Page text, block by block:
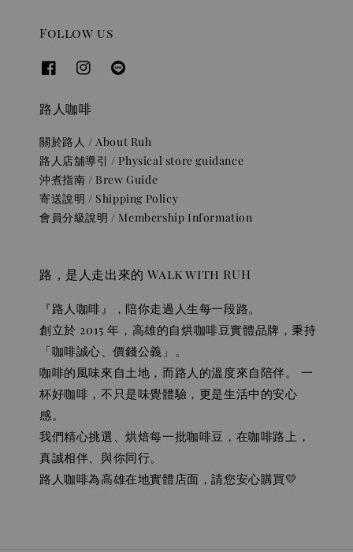
Follow us
路人咖啡
關於路人 / About Ruh
路人店舖導引 / Physical store guidance
沖煮指南 / Brew Guide
寄送說明 / Shipping Policy
會員分級說明 / Membership Information
路，是人走出來的 Walk with RUH
『路人咖啡』，陪你走過人生每一段路。
創立於 2015 年，高雄的自烘咖啡豆實體品牌，秉持
「咖啡誠心、價錢公義」。
咖啡的風味來自土地，而路人的溫度來自陪伴。 一
杯好咖啡，不只是味覺體驗，更是生活中的安心
感。
我們精心挑選、烘焙每一批咖啡豆，在咖啡路上，
真誠相伴、與你同行。
路人咖啡為高雄在地實體店面，請您安心購買💛